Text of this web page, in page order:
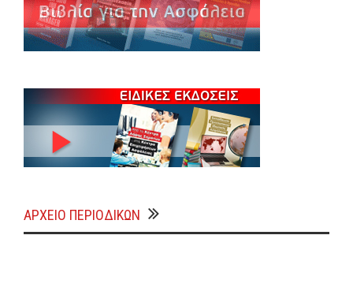
ΑΡΧΕΊΟ ΠΕΡΙΟΔΙΚΏΝ